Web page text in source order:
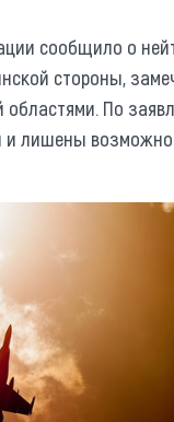
сообщило о
стороны,
По
лишены